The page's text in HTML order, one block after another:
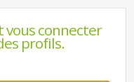
vous connecter
profils.